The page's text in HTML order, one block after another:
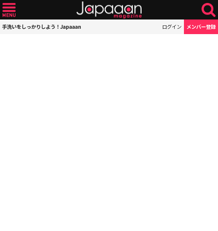
手洗いをしっかりしよう！Japaaan ログイン メンバー登録